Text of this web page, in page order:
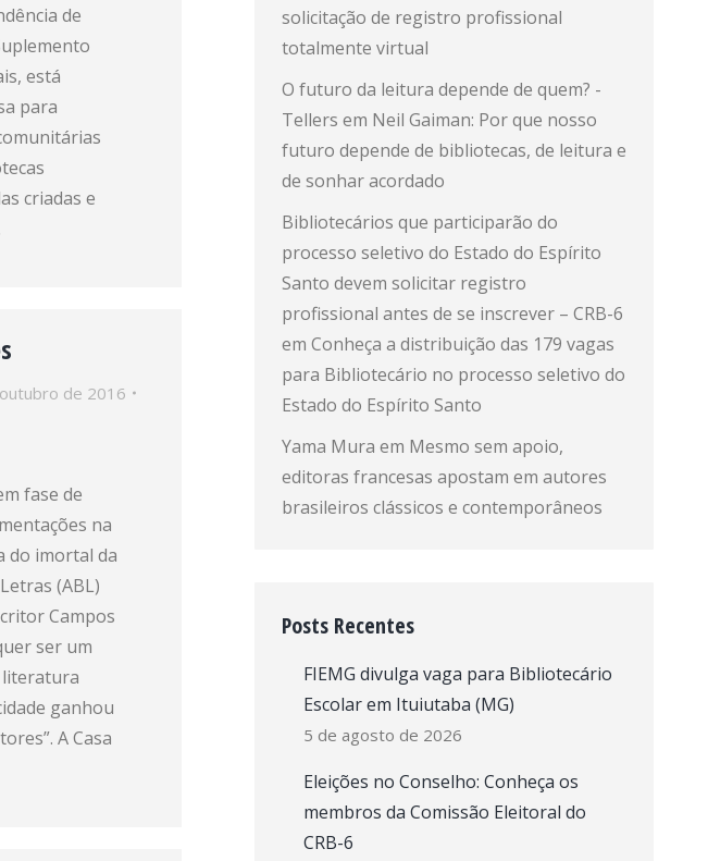
de
está
para
criadas e
de 2016
fase de
na
do imortal da
(ABL)
Campos
ser um
literatura
ganhou
A Casa
solicitação de registro profissional
totalmente virtual
O futuro da leitura depende de quem? -
Tellers em Neil Gaiman: Por que nosso
futuro depende de bibliotecas, de leitura e
de sonhar acordado
Bibliotecários que participarão do
processo seletivo do Estado do Espírito
Santo devem solicitar registro
profissional antes de se inscrever – CRB-6
em Conheça a distribuição das 179 vagas
para Bibliotecário no processo seletivo do
Estado do Espírito Santo
Yama Mura em Mesmo sem apoio,
editoras francesas apostam em autores
brasileiros clássicos e contemporâneos
Posts Recentes
FIEMG divulga vaga para Bibliotecário
Escolar em Ituiutaba (MG)
5 de agosto de 2026
Eleições no Conselho: Conheça os
membros da Comissão Eleitoral do
CRB-6